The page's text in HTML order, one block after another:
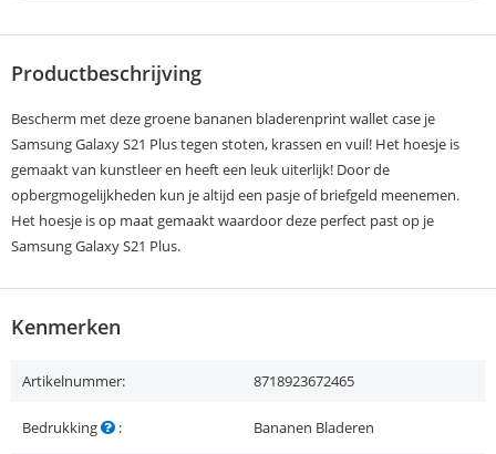
Productbeschrijving
Bescherm met deze groene bananen bladerenprint wallet case je
Samsung Galaxy S21 Plus tegen stoten, krassen en vuil! Het hoesje is
gemaakt van kunstleer en heeft een leuk uiterlijk! Door de
opbergmogelijkheden kun je altijd een pasje of briefgeld meenemen.
Het hoesje is op maat gemaakt waardoor deze perfect past op je
Samsung Galaxy S21 Plus.
Kenmerken
Artikelnummer: 8718923672465
Bedrukking : Bananen Bladeren